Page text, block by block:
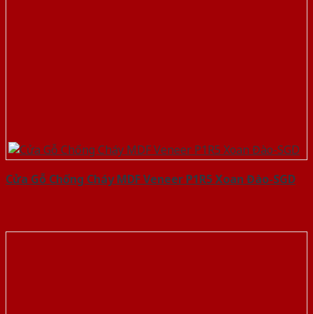
Cửa Gỗ Chống Cháy MDF Veneer P1R5 Xoan Đào-SGD